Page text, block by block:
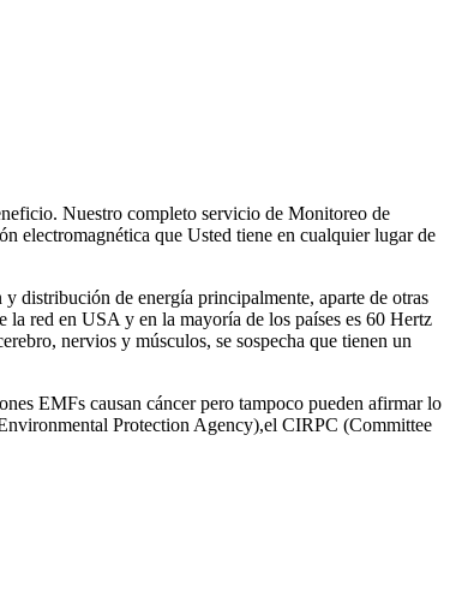
Nuestro completo servicio de Monitoreo de
electromagnética que Usted tiene en cualquier lugar de
distribución de energía principalmente, aparte de otras
la red en USA y en la mayoría de los países es 60 Hertz
nervios y músculos, se sospecha que tienen un
EMFs causan cáncer pero tampoco pueden afirmar lo
Protection Agency),el CIRPC (Committee